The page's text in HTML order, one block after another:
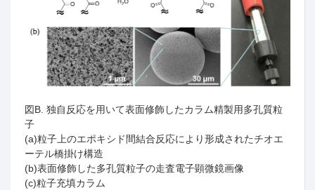
図B. 独自反応を用いて表面修飾したカラム精製用多孔質粒
子
(a)粒子上のエポキシド間結合反応により形成されたチオエ
ーテル橋掛け構造
(b)表面修飾した多孔質粒子の走査電子顕微鏡画像
(c)粒子充填カラム